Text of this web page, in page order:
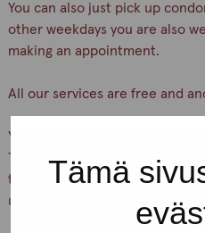
Tämä
You can also just pick up
other weekdays you are also
making an appointment.
All our services are free and
You can find our office on
There is a buzzer downstairs.
tukipiste” and wait, we’ll let
us!